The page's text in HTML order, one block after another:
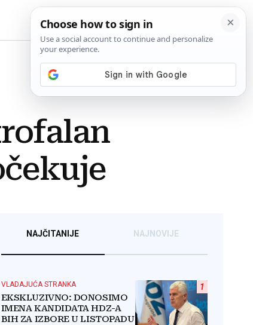
NAJČITANIJE NAJNOVIJE
1
VLADAJUĆA STRANKA
EKSKLUZIVNO: DONOSIMO
IMENA KANDIDATA HDZ-A
BIH ZA IZBORE U LISTOPADU